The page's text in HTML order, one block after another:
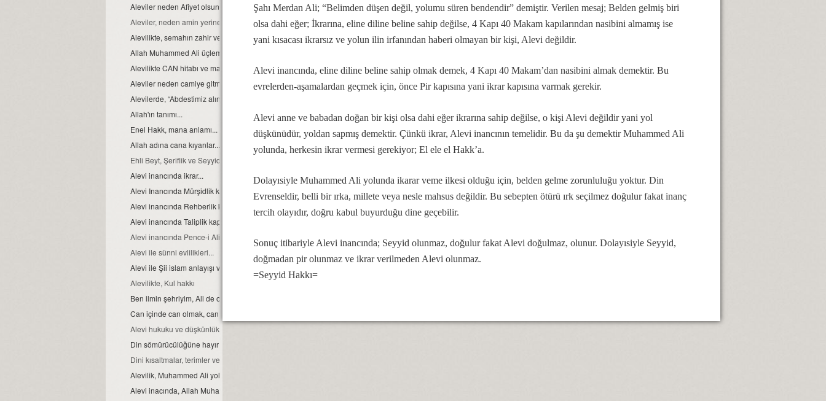
Aleviler neden Afiyet olsun yerine Helalihoş olsun der?
Aleviler, neden amin yerine Allah Allah der?
Alevilikte, semahın zahir ve batıni boyutu…
Allah Muhammed Ali üçlemesi...
Alevilikte CAN hitabı ve manası
Aleviler neden camiye gitmezler?
Alevilerde, “Abdestimiz alınmış namazımız kılınmış” deyimi
Allah'ın tanımı...
Enel Hakk, mana anlamı...
Allah adına cana kıyanlar....
Ehli Beyt, Şeriflik ve Seyyidlik, kavramları hakkında...
Alevi inancında ikrar...
Alevi Inancında Mürşidlik kapısı
Alevi inancında Rehberlik kapısı
Alevi inancında Taliplik kapısı
Alevi inancında Pence-i Ali Aba
Alevi ile sünni evlilikleri...
Alevi ile Şii islam anlayışı ve farklar...
Alevilikte, Kul hakkı
Ben ilmin şehriyim, Ali de o şehrin kapısıdır...
Can içinde can olmak, can ve can gözü manaları…
Alevi hukuku ve düşkünlük
Din sömürücülüğüne hayır
Dini kısaltmalar, terimler ve anlamları
Alevilik, Muhammed Ali yoludur
Alevi inacında, Allah Muhammed ve Şahı Merdan Ali.
Şahı Merdan Ali; “Belimden düşen değil, yolumu süren bendendir” demiştir. Verilen mesaj; Belden gelmiş biri
olsa dahi eğer; İkrarına, eline diline beline sahip değilse, 4 Kapı 40 Makam kapılarından nasibini almamış ise
yani kısacası ikrarsız ve yolun ilin irfanından haberi olmayan bir kişi, Alevi değildir.
Alevi inancında, eline diline beline sahip olmak demek, 4 Kapı 40 Makam’dan nasibini almak demektir. Bu
evrelerden-aşamalardan geçmek için, önce Pir kapısına yani ikrar kapısına varmak gerekir.
Alevi anne ve babadan doğan bir kişi olsa dahi eğer ikrarına sahip değilse, o kişi Alevi değildir yani yol
düşkünüdür, yoldan sapmış demektir. Çünkü ikrar, Alevi inancının temelidir. Bu da şu demektir Muhammed Ali
yolunda, herkesin ikrar vermesi gerekiyor; El ele el Hakk’a.
Dolayısiyle Muhammed Ali yolunda ikarar veme ilkesi olduğu için, belden gelme zorunluluğu yoktur. Din
Evrenseldir, belli bir ırka, millete veya nesle mahsus değildir. Bu sebepten ötürü ırk seçilmez doğulur fakat inanç
tercih olayıdır, doğru kabul buyurduğu dine geçebilir.
Sonuç itibariyle Alevi inancında; Seyyid olunmaz, doğulur fakat Alevi doğulmaz, olunur. Dolayısiyle Seyyid,
doğmadan pir olunmaz ve ikrar verilmeden Alevi olunmaz.
=Seyyid Hakkı=